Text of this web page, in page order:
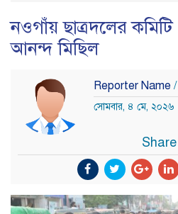
নওগাঁয় ছাত্রদলের
আনন্দ মিছিল
Reporter Name
সোমবার, ৪ মে, ২০২৬
Share